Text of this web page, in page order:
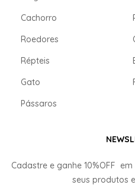
Cachorro
Roedores
Répteis
Gato
Pássaros
Cadastre e ganhe 10%OFF em
seus produtos